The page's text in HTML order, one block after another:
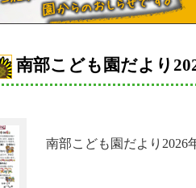
南部こども園だより
南部こども園だより2026